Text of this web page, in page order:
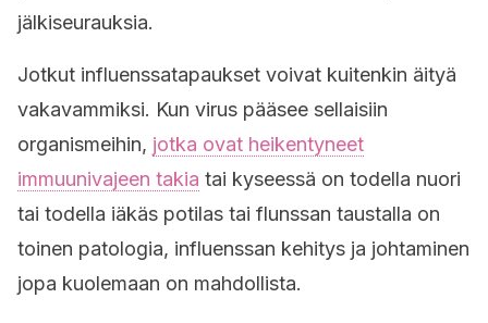
jälkiseurauksia.
Jotkut influenssatapaukset voivat kuitenkin äityä
vakavammiksi. Kun virus pääsee sellaisiin
organismeihin, jotka ovat heikentyneet
immuunivajeen takia tai kyseessä on todella nuori
tai todella iäkäs potilas tai flunssan taustalla on
toinen patologia, influenssan kehitys ja johtaminen
jopa kuolemaan on mahdollista.